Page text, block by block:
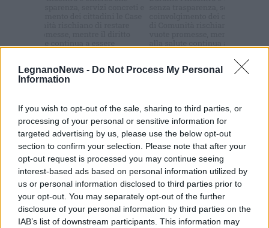
LegnanoNews - Do Not Process My Personal
Information
If you wish to opt-out of the sale, sharing to third parties, or
processing of your personal or sensitive information for
targeted advertising by us, please use the below opt-out
section to confirm your selection. Please note that after your
opt-out request is processed you may continue seeing
interest-based ads based on personal information utilized by
us or personal information disclosed to third parties prior to
your opt-out. You may separately opt-out of the further
disclosure of your personal information by third parties on the
IAB’s list of downstream participants. This information may
Commenti
articolo.
L'email è richiesta ma non verrà mostrata ai visitatori. Il contenuto di questo
commento esprime il pensiero dell'autore e non rappresenta la linea editoriale
di VareseNews.it, che rimane autonoma e indipendente. I messaggi inclusi nei
commenti non sono testi giornalistici, ma post inviati dai singoli lettori che
possono essere automaticamente pubblicati senza filtro preventivo. I commenti
che includano uno o più link a siti esterni verranno rimossi in automatico dal
sistema.